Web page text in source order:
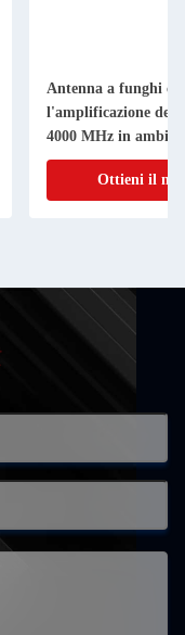
Antenna a funghi
l'amplificazione del
4000 MHz in
Ottieni il